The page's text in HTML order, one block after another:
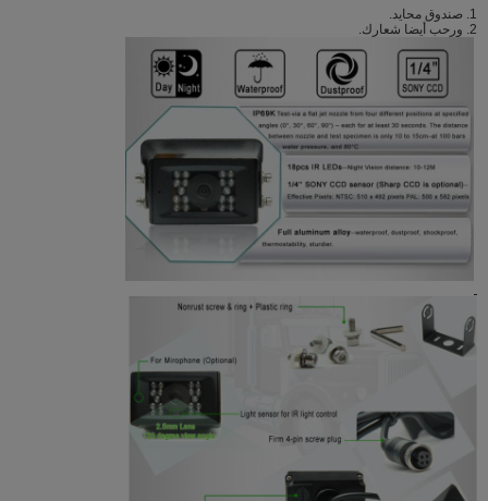
1. صندوق محايد.
2. ورحب أيضا شعارك.